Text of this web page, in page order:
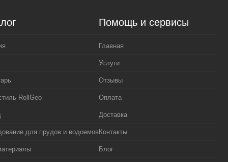
RollGeo
для прудов и водоемов
Помощь и сервисы
Главная
Услуги
Отзывы
Оплата
Доставка
Контакты
Блог